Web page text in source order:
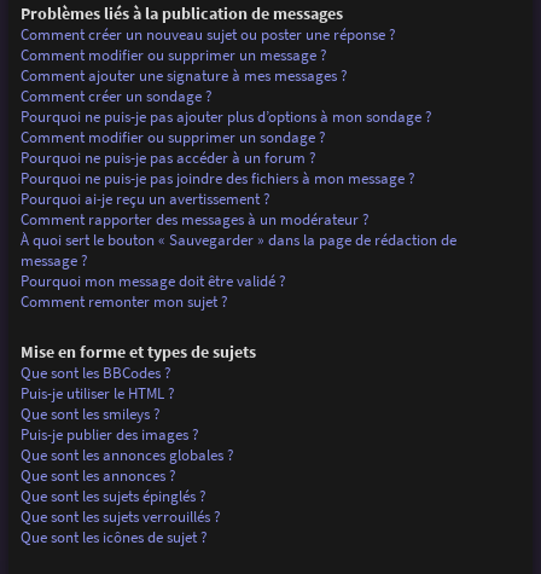
Problèmes liés à la publication de messages
Comment créer un nouveau sujet ou poster une réponse ?
Comment modifier ou supprimer un message ?
Comment ajouter une signature à mes messages ?
Comment créer un sondage ?
Pourquoi ne puis-je pas ajouter plus d’options à mon sondage ?
Comment modifier ou supprimer un sondage ?
Pourquoi ne puis-je pas accéder à un forum ?
Pourquoi ne puis-je pas joindre des fichiers à mon message ?
Pourquoi ai-je reçu un avertissement ?
Comment rapporter des messages à un modérateur ?
À quoi sert le bouton « Sauvegarder » dans la page de rédaction de
message ?
Pourquoi mon message doit être validé ?
Comment remonter mon sujet ?
Mise en forme et types de sujets
Que sont les BBCodes ?
Puis-je utiliser le HTML ?
Que sont les smileys ?
Puis-je publier des images ?
Que sont les annonces globales ?
Que sont les annonces ?
Que sont les sujets épinglés ?
Que sont les sujets verrouillés ?
Que sont les icônes de sujet ?